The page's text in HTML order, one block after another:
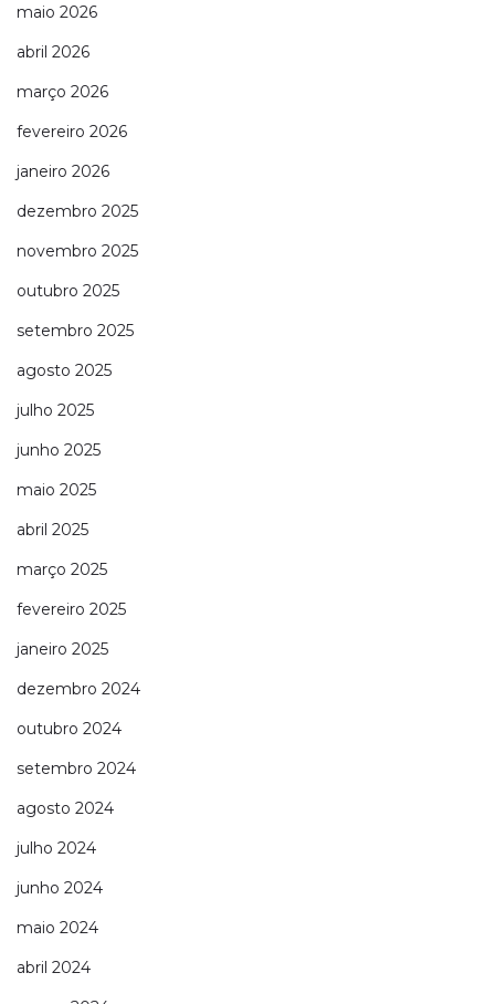
maio 2026
abril 2026
março 2026
fevereiro 2026
janeiro 2026
dezembro 2025
novembro 2025
outubro 2025
setembro 2025
agosto 2025
julho 2025
junho 2025
maio 2025
abril 2025
março 2025
fevereiro 2025
janeiro 2025
dezembro 2024
outubro 2024
setembro 2024
agosto 2024
julho 2024
junho 2024
maio 2024
abril 2024